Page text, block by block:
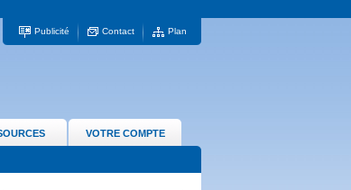
Publicité Contact Plan
VOTRE COMPTE